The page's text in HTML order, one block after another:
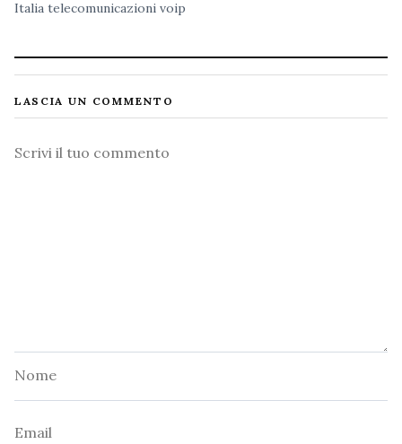
Italia telecomunicazioni voip
LASCIA UN COMMENTO
Commento